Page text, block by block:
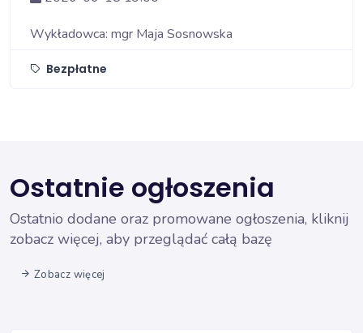
Wykładowca: mgr Maja Sosnowska
Bezpłatne
Ostatnie ogłoszenia
Ostatnio dodane oraz promowane ogłoszenia, kliknij
zobacz więcej, aby przeglądać całą bazę
Zobacz więcej